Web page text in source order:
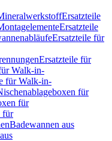
Ersatzteile
Ersatzteile
Ersatzteile für
Ersatzteile für
Walk-in-
für Walk-in-
für
für
für
Badewannen aus